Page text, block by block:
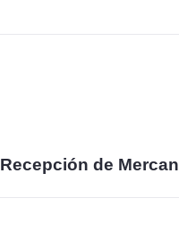
Recepción de